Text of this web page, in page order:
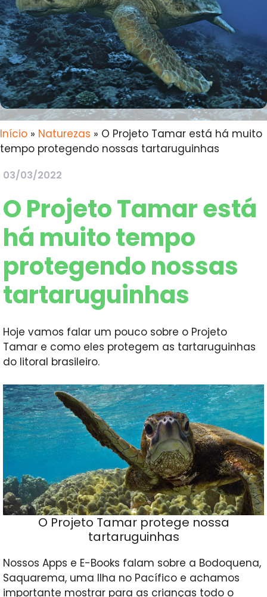
Início » Naturezas » O Projeto Tamar está há muito
tempo protegendo nossas tartaruguinhas
03/03/2022
O Projeto Tamar está
há muito tempo
protegendo nossas
tartaruguinhas
Hoje vamos falar um pouco sobre o Projeto
Tamar e como eles protegem as tartaruguinhas
do litoral brasileiro.
O Projeto Tamar protege nossa
tartaruguinhas
Nossos Apps e E-Books falam sobre a Bodoquena,
Saquarema, uma Ilha no Pacífico e achamos
importante mostrar para as crianças todo o